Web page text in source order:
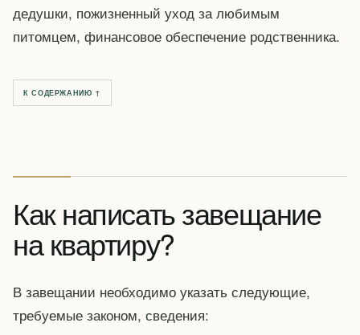
дедушки, пожизненный уход за любимым
питомцем, финансовое обеспечение родственника.
К СОДЕРЖАНИЮ ↑
Как написать завещание
на квартиру?
В завещании необходимо указать следующие,
требуемые законом, сведения: